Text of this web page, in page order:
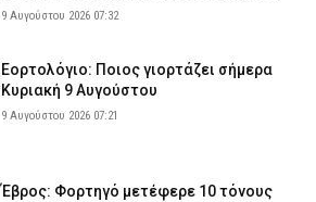
9 Αυγούστου 2026 07:32
Εορτολόγιο: Ποιος γιορτάζει σήμερα
Κυριακή 9 Αυγούστου
9 Αυγούστου 2026 07:21
Έβρος: Φορτηγό μετέφερε 10 τόνους